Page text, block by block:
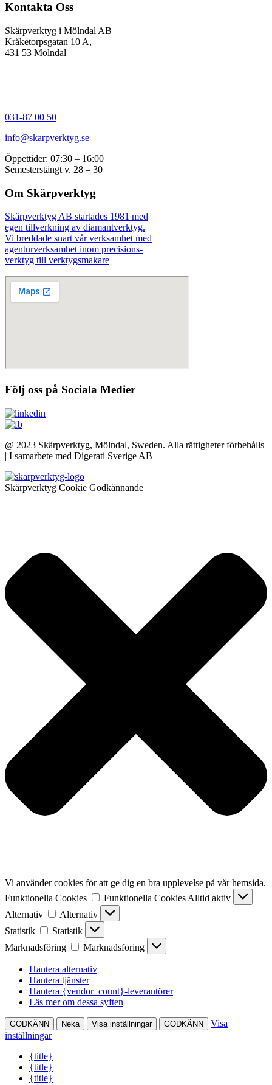
Kontakta Oss
Skärpverktyg i Mölndal AB
Kråketorpsgatan 10 A,
431 53 Mölndal
031-87 00 50
info@skarpverktyg.se
Öppettider: 07:30 – 16:00
Semesterstängt v. 28 – 30
Om Skärpverktyg
Skärpverktyg AB startades 1981 med
egen tillverkning av diamantverktyg.
Vi breddade snart vår verksamhet med
agenturverksamhet inom precisions-
verktyg till verktygsmakare
Följ oss på Sociala Medier
@ 2023 Skärpverktyg, Mölndal, Sweden. Alla rättigheter förbehålls
| I samarbete med Digerati Sverige AB
Skärpverktyg Cookie Godkännande
Vi använder cookies för att ge dig en bra upplevelse på vår hemsida.
Funktionella Cookies
Funktionella Cookies Alltid aktiv
Alternativ
Alternativ
Statistik
Statistik
Marknadsföring
Marknadsföring
Hantera alternativ
Hantera tjänster
Hantera {vendor_count}-leverantörer
Läs mer om dessa syften
GODKÄNN Neka Visa inställningar GODKÄNN
Visa
inställningar
{title}
{title}
{title}